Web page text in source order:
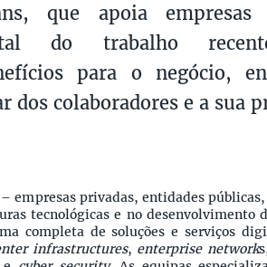
que apoia
do trabalho
para o negócio,
dos colaboradores e a sua
empresas privadas, entidades
tecnológicas e no desenvolvimento
completa de soluções e serviços
infrastructures, enterprise network